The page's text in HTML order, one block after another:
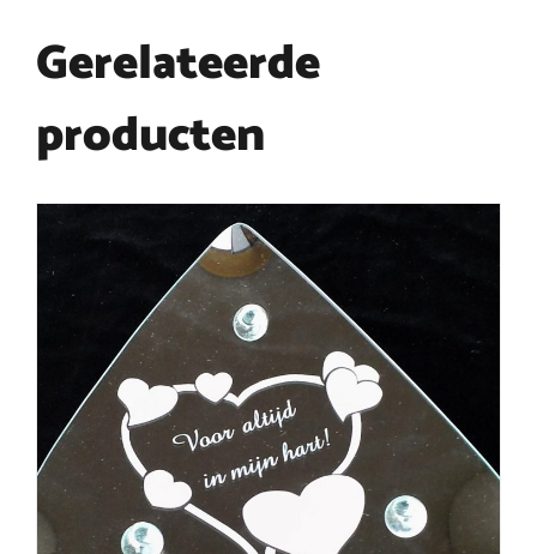
Gerelateerde
producten